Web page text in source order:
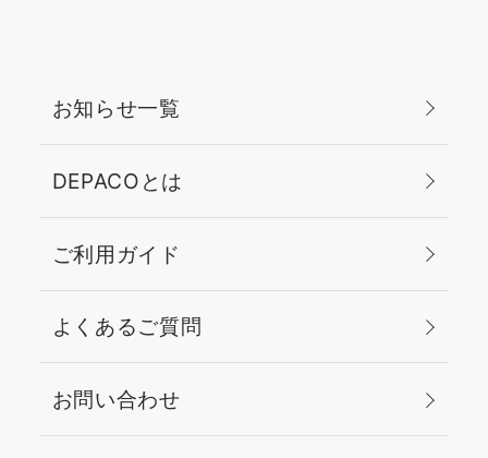
お知らせ一覧
DEPACOとは
ご利用ガイド
よくあるご質問
お問い合わせ